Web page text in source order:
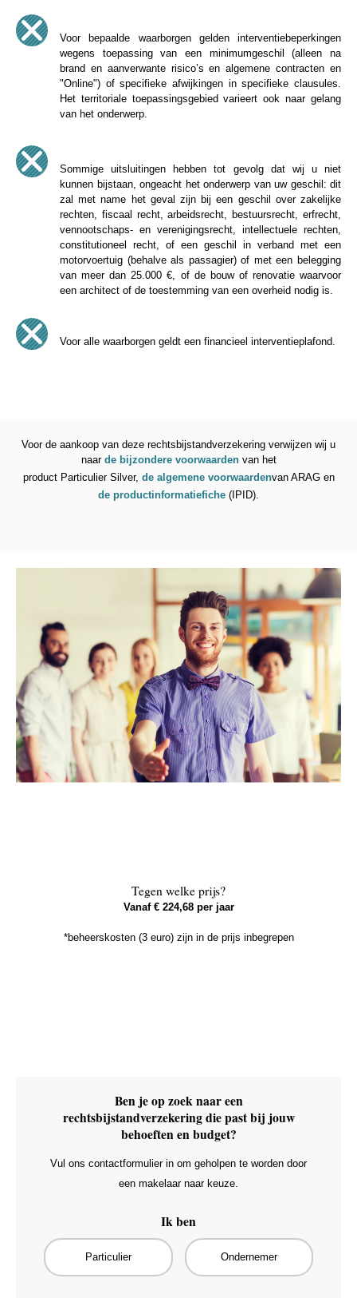
Voor bepaalde waarborgen gelden interventiebeperkingen
wegens toepassing van een minimumgeschil (alleen na
brand en aanverwante risico’s en algemene contracten en
"Online") of specifieke afwijkingen in specifieke clausules.
Het territoriale toepassingsgebied varieert ook naar gelang
van het onderwerp.
Sommige uitsluitingen hebben tot gevolg dat wij u niet
kunnen bijstaan, ongeacht het onderwerp van uw geschil: dit
zal met name het geval zijn bij een geschil over zakelijke
rechten, fiscaal recht, arbeidsrecht, bestuursrecht, erfrecht,
vennootschaps- en verenigingsrecht, intellectuele rechten,
constitutioneel recht, of een geschil in verband met een
motorvoertuig (behalve als passagier) of met een belegging
van meer dan 25.000 €, of de bouw of renovatie waarvoor
een architect of de toestemming van een overheid nodig is.
Voor alle waarborgen geldt een financieel interventieplafond.
Voor de aankoop van deze rechtsbijstandverzekering verwijzen wij u
naar de bijzondere voorwaardenvan het
product Particulier Silver, de algemene voorwaardenvan ARAG en
de productinformatiefiche (IPID).
Tegen welke prijs?
Vanaf € 224,68 per jaar
*beheerskosten (3 euro) zijn in de prijs inbegrepen
Ben je op zoek naar een
rechtsbijstandverzekering die past bij jouw
behoeften en budget?
Vul ons contactformulier in om geholpen te worden door
een makelaar naar keuze.
Ik ben
Particulier Ondernemer